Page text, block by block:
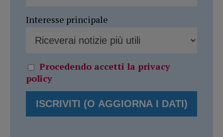
Interesse principale
Procedendo accetti la privacy
policy